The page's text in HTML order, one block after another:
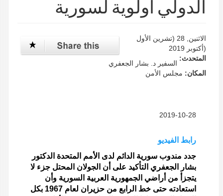
الدولي أولوية لسورية
الاثنين, 28 (تشرين اﻷول
(أكتوبر 2019
المتحدث:
السفير د. بشار الجعفري
المكان: مجلس الأمن
2019-10-28
رابط الفيديو
جدد مندوب سورية الدائم لدى الأمم المتحدة الدكتور
بشار الجعفري التأكيد على أن الجولان المحتل جزء لا
يتجزأ من أراضي الجمهورية العربية السورية وأن
استعادته حتى خط الرابع من حزيران لعام 1967 بكل